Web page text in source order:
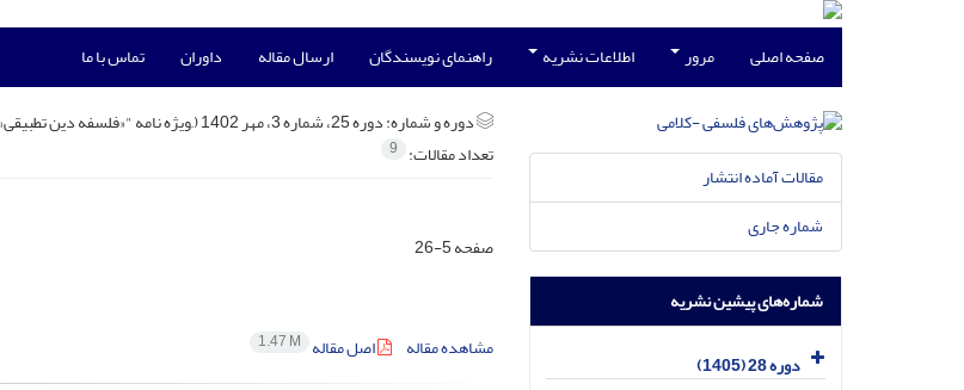
صفحه اصلی مرور اطلاعات نشریه راهنمای نویسندگان ارسال مقاله داوران تماس با ما
دوره و شماره:دوره 25، شماره 3، مهر 1402 (,,ویژه نامه "«فلسفه دین تطبیقی»)
تعداد مقالات: 9
صفحه5-26
مشاهده مقاله
اصل مقاله 1.47 M
مقالات آماده انتشار
شماره جاری
شماره‌های پیشین نشریه
دوره 28 (1405)